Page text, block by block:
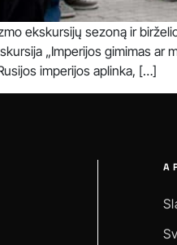
ekskursijų sezoną ir
„Imperijos gimimas
imperijos aplinka, […]